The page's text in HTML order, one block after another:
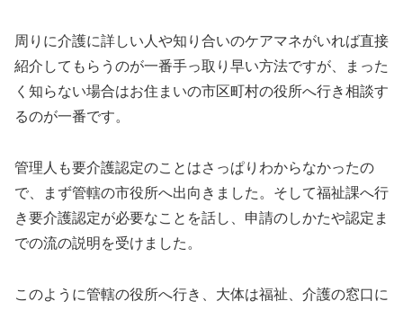
周りに介護に詳しい人や知り合いのケアマネがいれば直接
紹介してもらうのが一番手っ取り早い方法ですが、まった
く知らない場合はお住まいの市区町村の役所へ行き相談す
るのが一番です。
管理人も要介護認定のことはさっぱりわからなかったの
で、まず管轄の市役所へ出向きました。そして福祉課へ行
き要介護認定が必要なことを話し、申請のしかたや認定ま
での流の説明を受けました。
このように管轄の役所へ行き、大体は福祉、介護の窓口に